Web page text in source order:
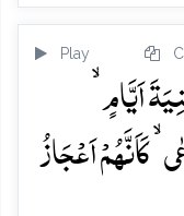
Play
اَیَّامٍ
کَاَنَّہُمۡ اَعۡجَازُ